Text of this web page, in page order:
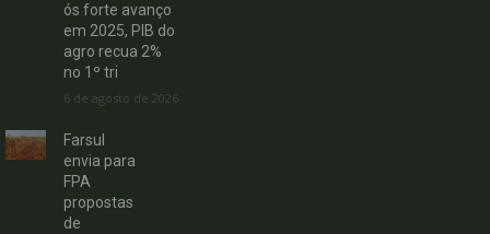
ós forte avanço
em 2025, PIB do
agro recua 2%
no 1º tri
6 de agosto de 2026
Farsul
envia para
FPA
propostas
de